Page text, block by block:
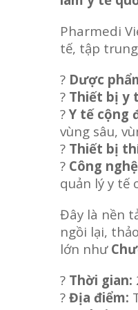
Pharmedi
tế, tập
? Dược
? Thiết bị y
?Y tế cộng
vùng sâu,
? Thiết bị
? Công
quản lý y tế
Đây là nền
ngồi lại,
lớn như
? Thời gian:
? Địa điểm: